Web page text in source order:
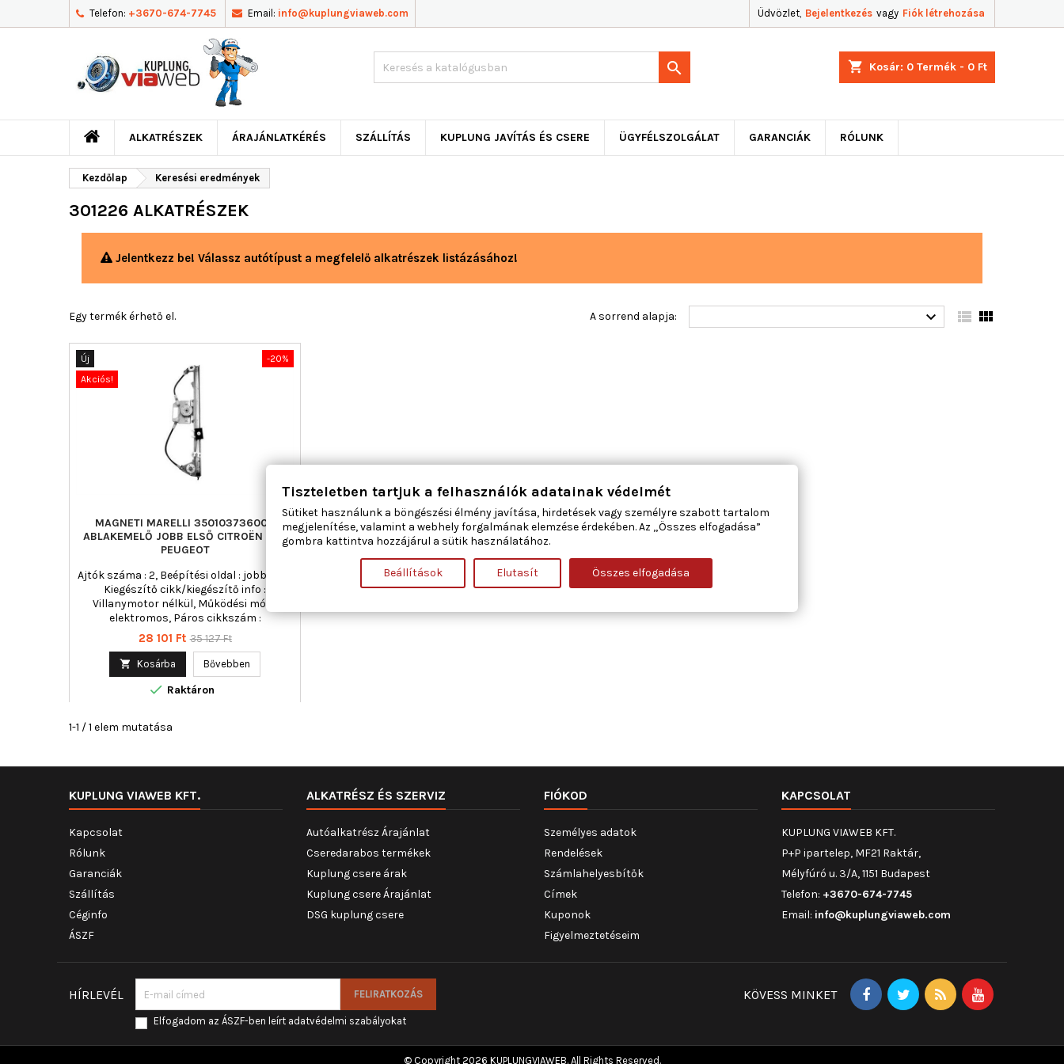
Telefon: +3670-674-7745 Email: info@kuplungviaweb.com Üdvözlet, Bejelentkezés vagy Fiók létrehozása
shopping_cart Kosár: 0 Termék - 0 Ft

ALKATRÉSZEK ÁRAJÁNLATKÉRÉS SZÁLLÍTÁS KUPLUNG JAVÍTÁS ÉS CSERE ÜGYFÉLSZOLGÁLAT GARANCIÁK RÓLUNK
Kezdőlap Keresési eredmények
301226 ALKATRÉSZEK
Jelentkezz be! Válassz autótípust a megfelelő alkatrészek listázásához!
Egy termék érhető el. A sorrend alapja:   
-20%
Új
Akciós!
MAGNETI MARELLI 350103736000
ABLAKEMELŐ JOBB ELSŐ CITROËN FIAT
PEUGEOT
Ajtók száma : 2, Beépítési oldal : jobb első,
Kiegészítő cikk/kiegészítő info :
Villanymotor nélkül, Működési mód :
elektromos, Páros cikkszám :
350103735000
Ár
28 101 Ft Normál
35 127 Ft
 Kosárba Bővebben
 Raktáron
1-1 / 1 elem mutatása
KUPLUNG VIAWEB KFT.
Kapcsolat
Rólunk
Garanciák
Szállítás
Céginfo
ÁSZF
ALKATRÉSZ ÉS SZERVIZ
Autóalkatrész Árajánlat
Cseredarabos termékek
Kuplung csere árak
Kuplung csere Árajánlat
DSG kuplung csere
FIÓKOD
Személyes adatok
Rendelések
Számlahelyesbítők
Címek
Kuponok
Figyelmeztetéseim
KAPCSOLAT
KUPLUNG VIAWEB KFT.
P+P ipartelep, MF21 Raktár,
Mélyfúró u. 3/A, 1151 Budapest
Telefon: +3670-674-7745
Email: info@kuplungviaweb.com
HÍRLEVÉL
Elfogadom az ÁSZF-ben leírt adatvédelmi szabályokat
KÖVESS MINKET
© Copyright 2026 KUPLUNGVIAWEB. All Rights Reserved.
Tiszteletben tartjuk a felhasználók adatainak védelmét
Sütiket használunk a böngészési élmény javítása, hirdetések vagy személyre szabott tartalom
megjelenítése, valamint a webhely forgalmának elemzése érdekében. Az „Összes elfogadása”
gombra kattintva hozzájárul a sütik használatához.
Beállítások Elutasít Összes elfogadása